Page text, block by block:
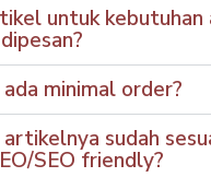
untuk kebutuhan
minimal order?
sudah
SEO friendly?